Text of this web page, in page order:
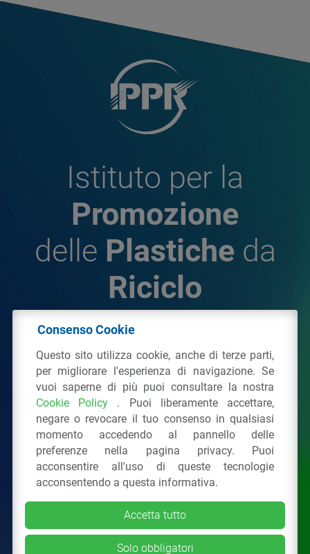
Istituto per la
Promozione
delle Plastiche da
Riciclo
Plastiche da Riciclo
C.F. 97381090154
Via San Vittore 36 20123Milano (MI)
Tel.: 02 43928225.
Tutti i diritti riservati Privacy Policy &Cookie
Consenso Cookie
Questo sito utilizza cookie, anche di terze parti,
per migliorare l'esperienza di navigazione. Se
vuoi saperne di più puoi consultare la nostra
Cookie Policy . Puoi liberamente accettare,
negare o revocare il tuo consenso in qualsiasi
momento accedendo al pannello delle
preferenze nella pagina privacy. Puoi
acconsentire all'uso di queste tecnologie
acconsentendo a questa informativa.
Accetta tutto
Solo obbligatori